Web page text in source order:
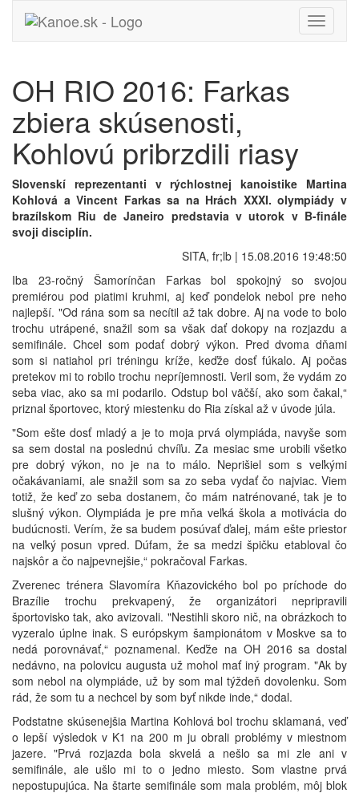
Toggle
OH RIO 2016: Farkas
zbiera skúsenosti,
Kohlovú pribrzdili riasy
Slovenskí reprezentanti v rýchlostnej kanoistike Martina
Kohlová a Vincent Farkas sa na Hrách XXXI. olympiády v
brazílskom Riu de Janeiro predstavia v utorok v B-finále
svoji disciplín.
SITA, fr;lb | 15.08.2016 19:48:50
Iba 23-ročný Šamorínčan Farkas bol spokojný so svojou
premiérou pod piatimi kruhmi, aj keď pondelok nebol pre neho
najlepší. "Od rána som sa necítil až tak dobre. Aj na vode to bolo
trochu utrápené, snažil som sa však dať dokopy na rozjazdu a
semifinále. Chcel som podať dobrý výkon. Pred dvoma dňami
som si natiahol pri tréningu kríže, keďže dosť fúkalo. Aj počas
pretekov mi to robilo trochu nepríjemnosti. Veril som, že vydám zo
seba viac, ako sa mi podarilo. Odstup bol väčší, ako som čakal,“
priznal športovec, ktorý miestenku do Ria získal až v úvode júla.
"Som ešte dosť mladý a je to moja prvá olympiáda, navyše som
sa sem dostal na poslednú chvíľu. Za mesiac sme urobili všetko
pre dobrý výkon, no je na to málo. Neprišiel som s veľkými
očakávaniami, ale snažil som sa zo seba vydať čo najviac. Viem
totiž, že keď zo seba dostanem, čo mám natrénované, tak je to
slušný výkon. Olympiáda je pre mňa veľká škola a motivácia do
budúcnosti. Verím, že sa budem posúvať ďalej, mám ešte priestor
na veľký posun vpred. Dúfam, že sa medzi špičku etabloval čo
najskôr a čo najpevnejšie,“ pokračoval Farkas.
Zverenec trénera Slavomíra Kňazovického bol po príchode do
Brazílie trochu prekvapený, že organizátori nepripravili
športovisko tak, ako avizovali. "Nestihli skoro nič, na obrázkoch to
vyzeralo úplne inak. S európskym šampionátom v Moskve sa to
nedá porovnávať,“ poznamenal. Keďže na OH 2016 sa dostal
nedávno, na polovicu augusta už mohol mať iný program. "Ak by
som nebol na olympiáde, už by som mal týždeň dovolenku. Som
rád, že som tu a nechcel by som byť nikde inde,“ dodal.
Podstatne skúsenejšia Martina Kohlová bol trochu sklamaná, veď
o lepší výsledok v K1 na 200 m ju obrali problémy v miestnom
jazere. "Prvá rozjazda bola skvelá a nešlo sa mi zle ani v
semifinále, ale ušlo mi to o jedno miesto. Som vlastne prvá
nepostupujúca. Na štarte semifinále som mala problém, môj blok